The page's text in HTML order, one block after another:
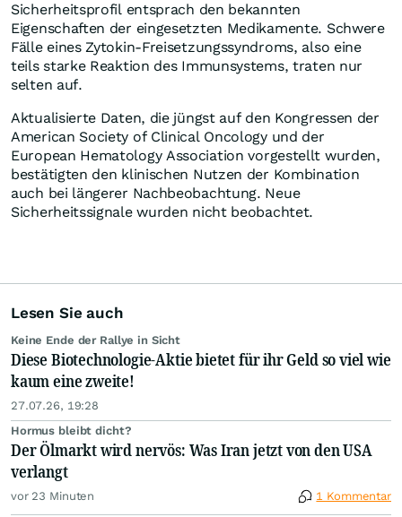
Sicherheitsprofil entsprach den bekannten
Eigenschaften der eingesetzten Medikamente. Schwere
Fälle eines Zytokin-Freisetzungssyndroms, also eine
teils starke Reaktion des Immunsystems, traten nur
selten auf.
Aktualisierte Daten, die jüngst auf den Kongressen der
American Society of Clinical Oncology und der
European Hematology Association vorgestellt wurden,
bestätigten den klinischen Nutzen der Kombination
auch bei längerer Nachbeobachtung. Neue
Sicherheitssignale wurden nicht beobachtet.
Lesen Sie auch
Keine Ende der Rallye in Sicht
Diese Biotechnologie-Aktie bietet für ihr Geld so viel wie
kaum eine zweite!
27.07.26, 19:28
Hormus bleibt dicht?
Der Ölmarkt wird nervös: Was Iran jetzt von den USA
verlangt
vor 23 Minuten 1 Kommentar